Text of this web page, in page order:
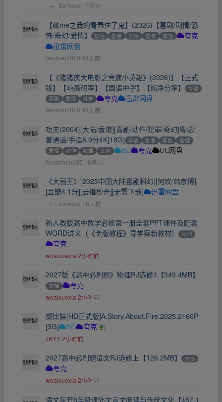
← frankxxx 17天前
【啵me之我的青春住了鬼】(2026)【喜剧/剧情/恐
怖/奇幻/爱情】
华语 香港 爱情 恐怖 其他
夸克
迅雷网盘
benben2020 18天前
【《猪猪侠大电影之竞速小英雄》(2026)】【正式
版】【4k高码率】【国语中字】【纯净分享】
华语
喜剧
爱情 其他 夸克 迅雷网盘
benben2020 18天前
功夫(2004)[大陆/香港][喜剧/动作/犯罪/奇幻]粤语/
普通话/手语8.9分4K[18G] 华语 香港 其他
喜剧
爱情
动作 犯罪 其他 BD 夸克 UC网盘
huazimen007 18天前
《大画王》[2025中国大陆喜剧科幻][何欢/韩彦博]
[豆瓣4.1分][云播秒开][无需下载]
迅雷网盘
← frankxxx 18天前
新人教版高中数学必修第一册全套PPT课件及配套
WORD讲义（《金版教程》导学案新教材）
其他
夸克
woaixuexia 2小时前
2027版《高中必刷题》物理RJ选修1【349.4MB】
文档 夸克
woaixuexia 2小时前
燃比娃[HD正式版]A.Story.About.Fire.2025.2160P
[3G]
BD 夸克
JKYY 2小时前
2027高中必刷题语文RJ选修上【126.2MB】 文档
夸克
woaixuexia 2小时前
语文花开8年级课外文言文阅读与传统文化【487.1